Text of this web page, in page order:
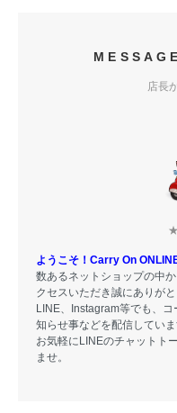
店長
ようこそ！Carry On
数あるネットショップの中
クセスいただき誠にありが
LINE、Instagram等でも、
知らせ事などを配信してい
お気軽にLINEのチャットト
ませ。